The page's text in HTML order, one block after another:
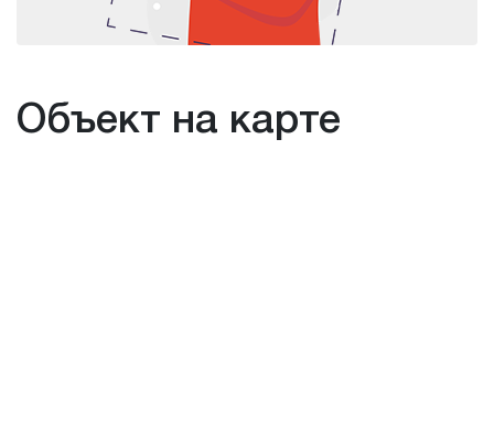
Объект на карте